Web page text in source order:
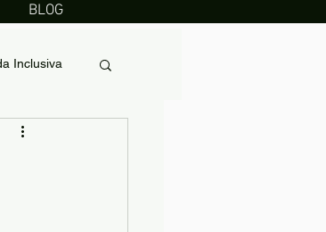
BLOG
Inclusiva